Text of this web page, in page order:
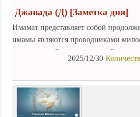
Джавада (Д) [Заметка дня]
Имамат представляет собой
имамы являются проводниками
материальной, так и духовной в
творения, и все во вселенной
присутствию. Поэтому
благословения, которыми мы
плодами их священного
2025/12/30